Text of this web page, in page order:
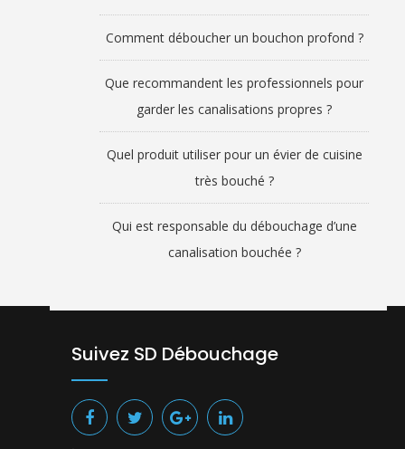
Comment déboucher un bouchon profond ?
Que recommandent les professionnels pour
garder les canalisations propres ?
Quel produit utiliser pour un évier de cuisine
très bouché ?
Qui est responsable du débouchage d’une
canalisation bouchée ?
Suivez SD Débouchage